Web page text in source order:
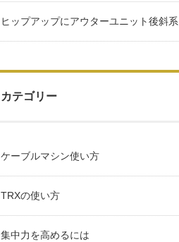
ヒップアップにアウターユニット後斜系
カテゴリー
ケーブルマシン使い方
TRXの使い方
集中力を高めるには